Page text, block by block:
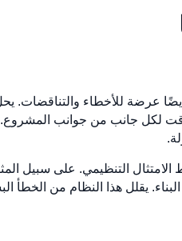
عرضة للأخطاء والتناقضات.
بالوقت لكل جانب من جوانب
يعمل التقاط الواقع بزاوية 360 درجة أيضًا على تبسيط الامتثال
يقلل هذا النظام من الخطأ